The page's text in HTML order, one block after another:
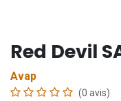
Red Devil
Avap
(0 avis)